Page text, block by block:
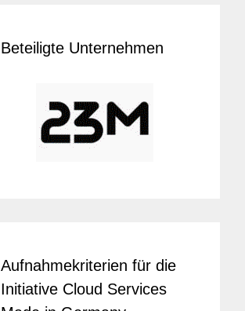
Beteiligte Unternehmen
Aufnahmekriterien für die
Initiative Cloud Services